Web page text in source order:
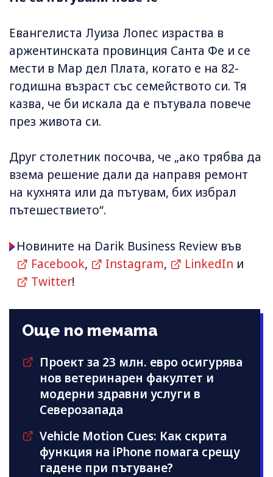
Евангелиста Луиза Лопес израства в
аржентинската провинция Санта Фе и се
мести в Мар дел Плата, когато е на 82-
годишна възраст със семейството си. Тя
казва, че би искала да е пътувала повече
през живота си.
Друг столетник посочва, че „ако трябва да
взема решение дали да направя ремонт
на кухнята или да пътувам, бих избрал
пътешествието“.
Новините на Darik Business Review във
Facebook, Instagram, LinkedIn и
Twitter!
Още по темата
Проект за 23 млн. евро осигурява
нов ветеринарен факултет и
модерни здравни услуги в
Северозапада
Vehicle Motion Cues: Как скрита
функция на iPhone помага срещу
гадене при пътуване?